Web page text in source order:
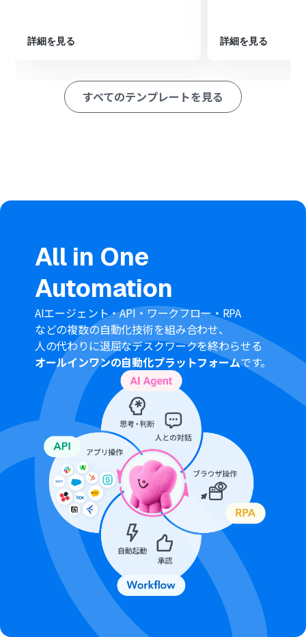
添付されているファイルを取得します。
次に、オペレーションでAI機能を設定し、「テキストから
その後、オペレーションでClickUpの「タスクを作成」ア
クションを設定し、抽出した情報や固定値を元にタスク
を作成します。
ション
分岐機能のコマンドオペレーションでは、特定の送信者
やキーワードを含むメールのみを処理対象とするなど、後
です。
AI機能の「テキストからデータを抽出する」では、受信し
たメールの本文から、タスク名、担当者、期日など、具体
的にどのような内容を抽出するかを細かく設定できます。
ClickUpの「タスクを作成」アクションでは、タスク名や
説明欄に固定のテキストだけでなく、Outlookのメール件
名や本文からAI機能で抽出したデータを動的な値として埋
め込むなどのカスタムが可能です。
■注意事項
Outlook、ClickUpのそれぞれとYoomを連携してくださ
い。
Microsoft365（旧Office365）には、家庭向けプランと一
般法人向けプラン（Microsoft365 Business）があり、一
般法人向けプランに加入していない場合には認証に失敗
する可能性があります。
トリガーは5分、10分、15分、30分、60分の間隔で起動
間隔を選択できます。
プランによって最短の起動間隔が異なりますので、ご注意
ください。
分岐はパーソナルプラン以上のプランでご利用いただけ
る機能（オペレーション）となっております。フリープラ
ンの場合は設定しているフローボットのオペレーション
はエラーとなりますので、ご注意ください。詳しくは、
のページをご参照ください。
詳細を見る 詳細を見る
すべてのテンプレートを見る
All in One
Automation
AIエージェント・API・ワークフロー・RPA
などの複数の自動化技術を組み合わせ、
人の代わりに退屈なデスクワークを終わらせる
オールインワンの自動化プラットフォームです。